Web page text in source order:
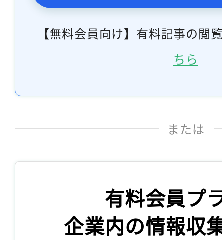
【無料会員向け】有料記事の閲
ちら
または
有料会員プ
企業内の情報収